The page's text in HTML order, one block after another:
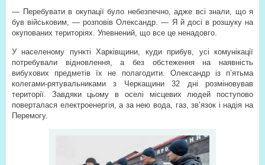
— Перебувати в окупації було небезпечно, адже всі знали, що я
був військовим, — розповів Олександр. — Я й досі в розшуку на
окупованих територіях. Упевнений, що все це ненадовго.
У населеному пункті Харківщини, куди прибув, усі комунікації
потребували відновлення, а без обстеження на наявність
вибухових предметів їх не полагодити. Олександр із п’ятьма
колегами-рятувальниками з Черкащини 32 дні розміновував
території. Завдяки цьому в оселі місцевих людей поступово
поверталася електроенергія, а за нею вода, газ, зв’язок і надія на
Перемогу.